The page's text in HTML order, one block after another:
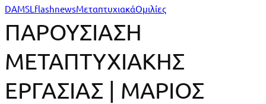
ΠΑΡΟΥΣΙΑΣΗ
ΜΕΤΑΠΤΥΧΙΑΚΗΣ
ΕΡΓΑΣΙΑΣ
|
DAMSL flashnewsΜεταπτυχιακάΟμιλίες
ΠΑΡΟΥΣΙΑΣΗ
ΜΕΤΑΠΤΥΧΙΑΚΗΣ
ΕΡΓΑΣΙΑΣ | ΜΑΡΙΟΣ